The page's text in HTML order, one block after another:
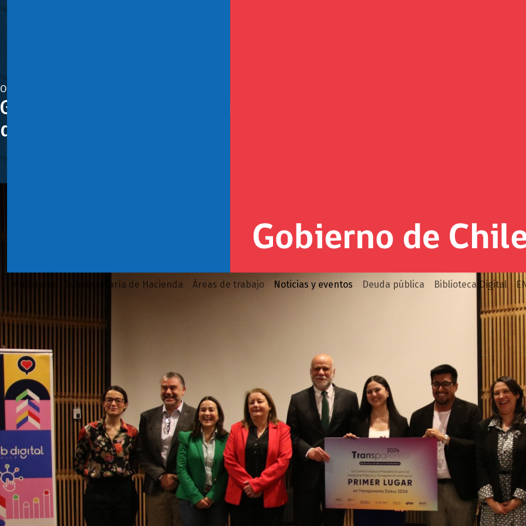
Ministerio Subsecretaría de Hacienda Áreas de trabajo Noticias y eventos Deuda pública Biblioteca Digital
Octubre 4, 2024
Gobierno lanza nueva versión del portal de Datos Abiertos
desafío Transparenta 2024